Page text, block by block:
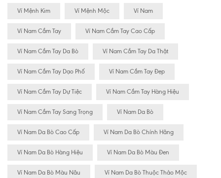
Ví Mệnh Kim Ví Mệnh Mộc Ví Nam
Ví Nam Cầm Tay Ví Nam Cầm Tay Cao Cấp
Ví Nam Cầm Tay Da Bò Ví Nam Cầm Tay Da Thật
Ví Nam Cầm Tay Dạo Phố Ví Nam Cầm Tay Đẹp
Ví Nam Cầm Tay Dự Tiệc Ví Nam Cầm Tay Hàng Hiệu
Ví Nam Cầm Tay Sang Trọng Ví Nam Da Bò
Ví Nam Da Bò Cao Cấp Ví Nam Da Bò Chính Hãng
Ví Nam Da Bò Hàng Hiệu Ví Nam Da Bò Màu Đen
Ví Nam Da Bò Màu Nâu Ví Nam Da Bò Thuộc Thảo Mộc